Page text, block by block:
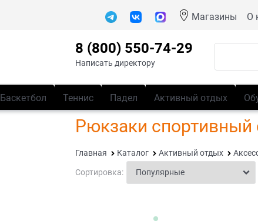
Магазины О
8 (800) 550-74-29
Написать директору
Баскетбол Теннис Падел Активный отдых
Рюкзаки спортивный
Главная Каталог Активный отдых
Сортировка: